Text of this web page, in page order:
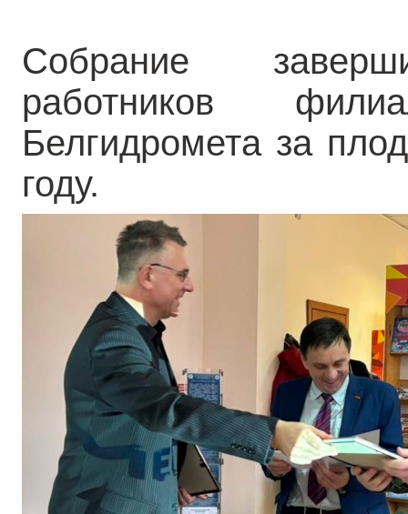
Собрание
работников
Белгидромета за
году.